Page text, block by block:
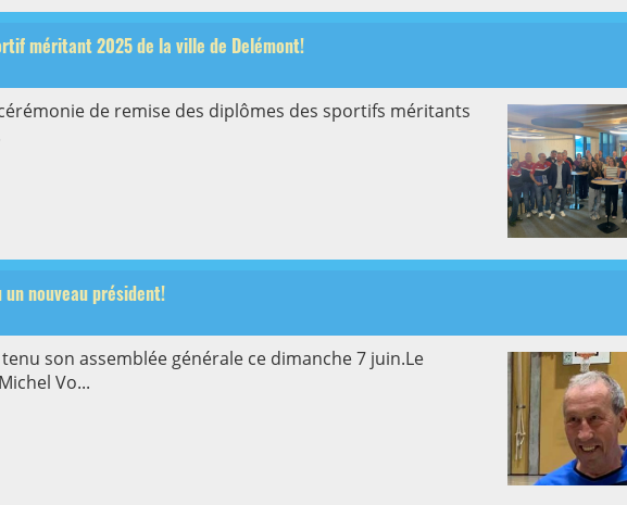
méritant 2025 de la ville de Delémont!
de remise des diplômes des sportifs méritants
un nouveau président!
son assemblée générale ce dimanche 7 juin.Le
Vo...